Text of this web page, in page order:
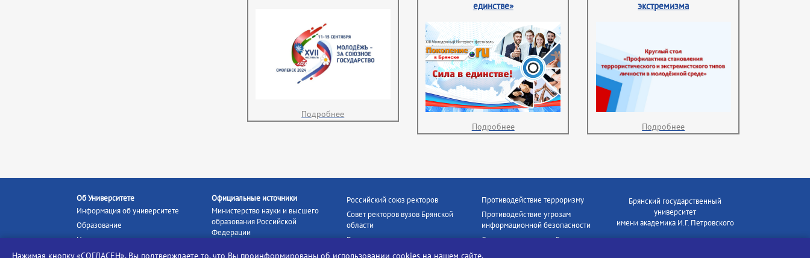
Подробнее
единстве»
Подробнее
экстремизма
Подробнее
Об Университете
Информация об университете
Образование
Наука и инновации
Абитуриенту
Официальные источники
Министерство науки и высшего
образования Российской
Федерации
Российский союз ректоров
Совет ректоров вузов Брянской
области
Росстудцентр
Наши партнёры
Противодействие терроризму
Противодействие угрозам
информационной безопасности
Социальные ролики - Генеральная
Брянский государственный
университет
имени академика И.Г. Петровского
Нажимая кнопку «СОГЛАСЕН», Вы подтверждаете то, что Вы проинформированы об использовании cookies на нашем сайте.